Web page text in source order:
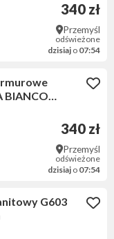
według życzenia
340 zł
Przemyśl
odświeżone
dzisiaj o 07:54
BIANCO
340 zł
Przemyśl
odświeżone
dzisiaj o 07:54
G603